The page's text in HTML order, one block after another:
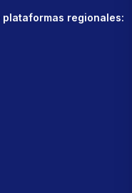
regionales: